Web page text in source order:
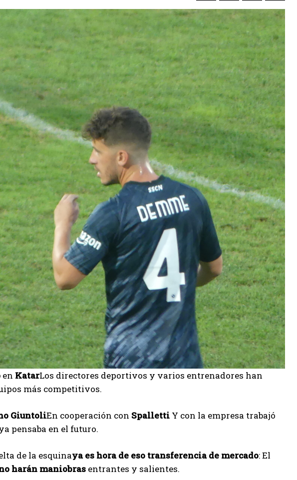
en KatarLos directores deportivos y varios entrenadores han
más competitivos.
GiuntoliEn cooperación con Spalletti Y con la empresa trabajó
pensaba en el futuro.
de la esquinaya es hora de eso transferencia de mercado: El
harán maniobras entrantes y salientes.